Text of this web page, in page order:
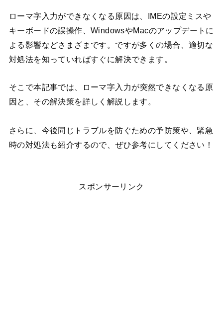
ローマ字入力ができなくなる原因は、IMEの設定ミスや
キーボードの誤操作、WindowsやMacのアップデートに
よる影響などさまざまです。ですが多くの場合、適切な
対処法を知っていればすぐに解決できます。
そこで本記事では、
ローマ字入力が突然できなくなる原
因と、その解決策を詳しく解説します。
さらに、今後同じトラブルを防ぐための予防策や、緊急
時の対処法も紹介するので、ぜひ参考にしてください！
スポンサーリンク